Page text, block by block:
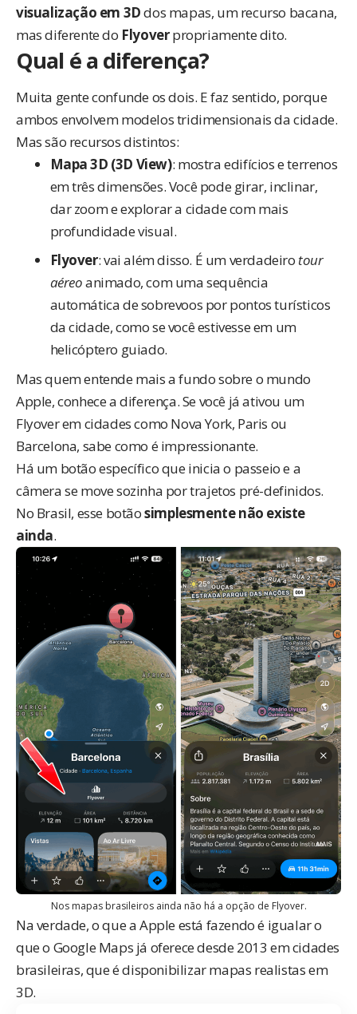
visualização em 3Ddos mapas, um recurso bacana,
mas diferente do Flyoverpropriamente dito.
Qual é a diferença?
Muita gente confunde os dois. E faz sentido, porque
ambos envolvem modelos tridimensionais da cidade.
Mas são recursos distintos:
Mapa 3D (3D View): mostra edifícios e terrenos
em três dimensões. Você pode girar, inclinar,
dar zoom e explorar a cidade com mais
profundidade visual.
Flyover: vai além disso. É um verdadeiro tour
aéreoanimado, com uma sequência
automática de sobrevoos por pontos turísticos
da cidade, como se você estivesse em um
helicóptero guiado.
Mas quem entende mais a fundo sobre o mundo
Apple, conhece a diferença. Se você já ativou um
Flyover em cidades como Nova York, Paris ou
Barcelona, sabe como é impressionante.
Há um botão específico que inicia o passeio e a
câmera se move sozinha por trajetos pré-definidos.
No Brasil, esse botãosimplesmente não existe
ainda.
Nos mapas brasileiros ainda não há a opção de Flyover.
Na verdade, o que a Apple está fazendo é igualar o
que o Google Maps já oferece desde 2013 em cidades
brasileiras, que édisponibilizar mapas realistas em
3D.